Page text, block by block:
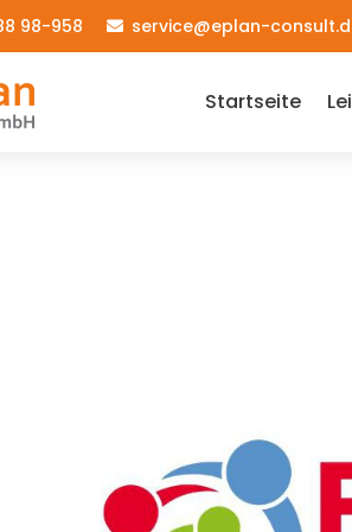
98-958  service@eplan-
Startseite